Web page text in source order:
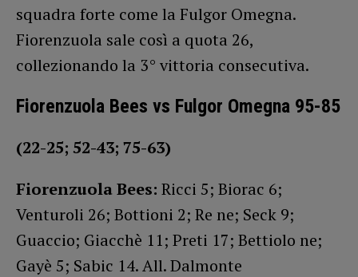
squadra forte come la Fulgor Omegna.
Fiorenzuola sale così a quota 26,
collezionando la 3° vittoria consecutiva.
Fiorenzuola Bees vs Fulgor Omegna 95-85
(22-25; 52-43; 75-63)
Fiorenzuola Bees: Ricci 5; Biorac 6;
Venturoli 26; Bottioni 2; Re ne; Seck 9;
Guaccio; Giacchè 11; Preti 17; Bettiolo ne;
Gayè 5; Sabic 14. All. Dalmonte